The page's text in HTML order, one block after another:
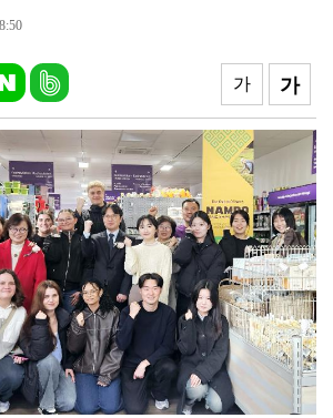
(재)전라남도청소년미래재단, 아동·청소년 범죄예방 캠페…
석 농해수위원장, 현장 점검
작가" 길 위의 인문학
가
가